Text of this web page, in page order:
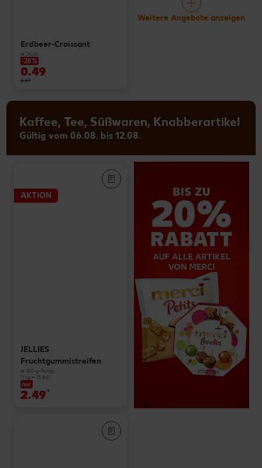
Erdbeer-Croissant
je Stück
-28%
0.49
0.69
Weitere Angebote anzeigen
Kaffee, Tee, Süßwaren, Knabberartikel
Gültig vom 06.08. bis 12.08.
AKTION
JELLIES
Fruchtgummistreifen
je 180-g-Packg.
(1 kg = 13.84)
nur
2.49*